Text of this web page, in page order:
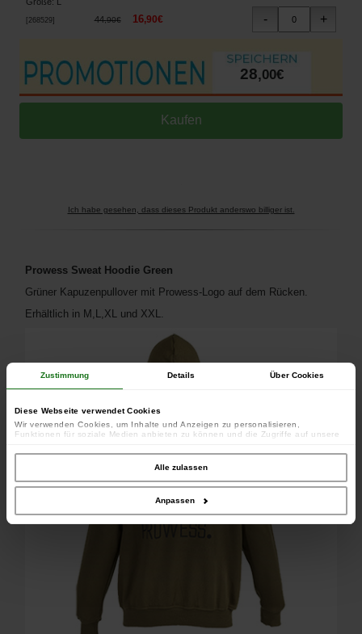
Zustimmung Details Über Cookies
Diese Webseite verwendet Cookies
Wir verwenden Cookies, um Inhalte und Anzeigen zu personalisieren,
Funktionen für soziale Medien anbieten zu können und die Zugriffe auf unsere
unserer Website an unsere Partner für soziale Medien, Werbung und Analysen
weiter. Unsere Partner führen diese Informationen möglicherweise mit weiteren
Daten zusammen, die Sie ihnen bereitgestellt haben oder die sie im Rahmen
Ihrer Nutzung der Dienste gesammelt haben.
Alle zulassen
Anpassen
268529] 44,90€ 16,90€
28,00€
Ich habe gesehen, dass dieses Produkt anderswo billiger ist.
Prowess Sweat Hoodie Green
Grüner Kapuzenpullover mit Prowess-Logo auf dem Rücken.
Erhältlich in M,L,XL und XXL.